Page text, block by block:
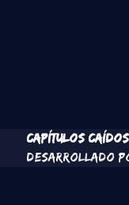
Pie de
Capítulos Caídos
Desarrollado